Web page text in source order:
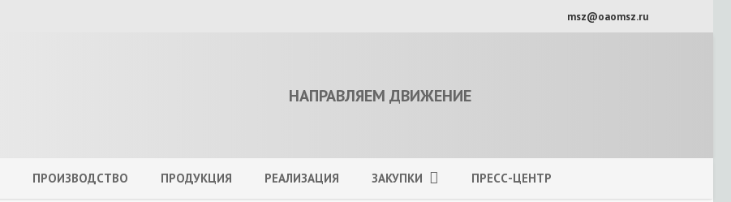
msz@oaomsz.ru
НАПРАВЛЯЕМ ДВИЖЕНИЕ
ПРОИЗВОДСТВО ПРОДУКЦИЯ РЕАЛИЗАЦИЯ ЗАКУПКИ ПРЕСС-ЦЕНТР